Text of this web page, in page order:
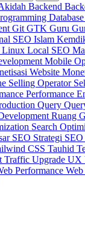
Backend
Git GTK Guru
SEO Islam
Linux Local SEO
Mobile
Website
Selling Operator
Performance
Query
Ruang
Search
SEO Strategi
CSS Tauhid
Traffic Upgrade UX
Performance